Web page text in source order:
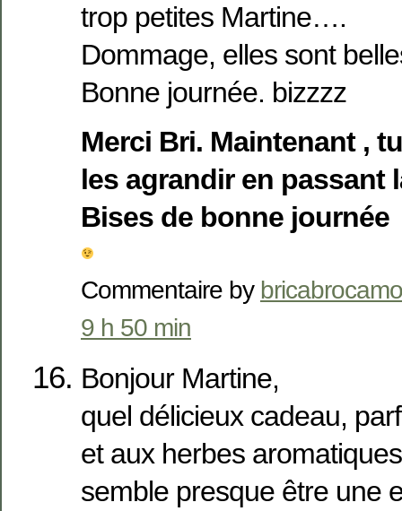
trop petites Martine….
Dommage, elles sont
Bonne journée. bizzzz
Merci Bri. Maintenant ,
les agrandir en passant
Bises de bonne journée
Commentaire by
9 h 50 min
Bonjour Martine,
quel délicieux cadeau,
et aux herbes
semble presque être une